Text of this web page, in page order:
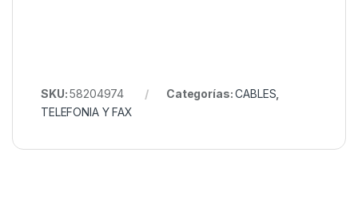
SKU:58204974 Categorías:CABLES
TELEFONIA Y FAX